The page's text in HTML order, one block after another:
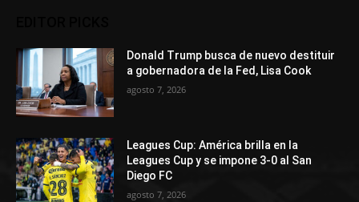
Donald Trump busca de nuevo destituir
a gobernadora de la Fed, Lisa Cook
agosto 7, 2026
Leagues Cup: América brilla en la
Leagues Cup y se impone 3-0 al San
Diego FC
agosto 7, 2026